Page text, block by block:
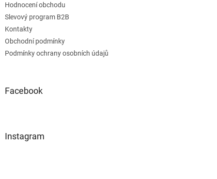
Hodnocení obchodu
Slevový program B2B
Kontakty
Obchodní podmínky
Podmínky ochrany osobních údajů
Facebook
Instagram